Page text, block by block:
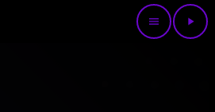
menu play_arrow